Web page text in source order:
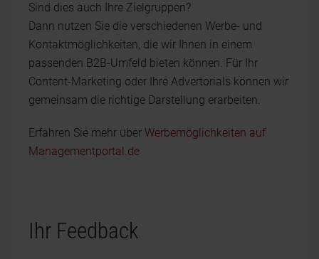
Sind dies auch Ihre Zielgruppen?
Dann nutzen Sie die verschiedenen Werbe- und
Kontaktmöglichkeiten, die wir Ihnen in einem
passenden B2B-Umfeld bieten können. Für Ihr
Content-Marketing oder Ihre Advertorials können wir
gemeinsam die richtige Darstellung erarbeiten.
Erfahren Sie mehr über Werbemöglichkeiten auf
Managementportal.de
Ihr Feedback